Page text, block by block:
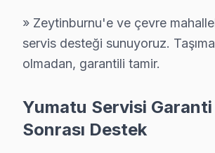
Zeytinburnu'de Yumatu TV
Zeytinburnu'de Yumatu televizyon
Zeytinburnu için randevu: 0850
» Zeytinburnu'e ve çevre
servis desteği sunuyoruz.
olmadan, garantili tamir.
Yumatu Servisi
Sonrası Destek